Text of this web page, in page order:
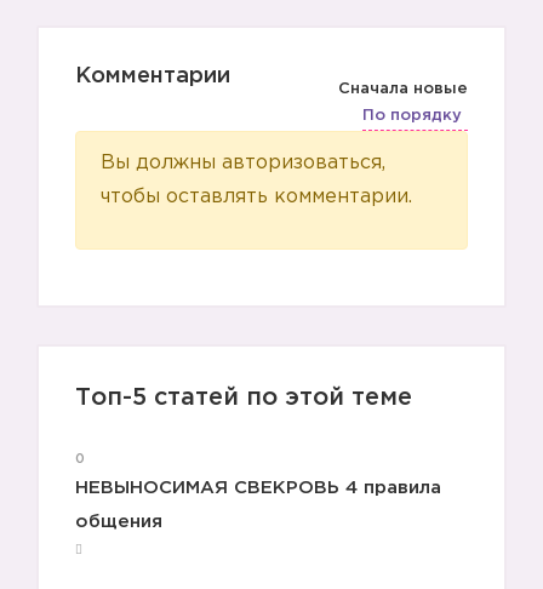
🙆🏼
Комментарии
Сначала новые
По порядку
Вы должны авторизоваться,
чтобы оставлять комментарии.
Топ-5 статей по этой теме
0
НЕВЫНОСИМАЯ СВЕКРОВЬ 4 правила
общения